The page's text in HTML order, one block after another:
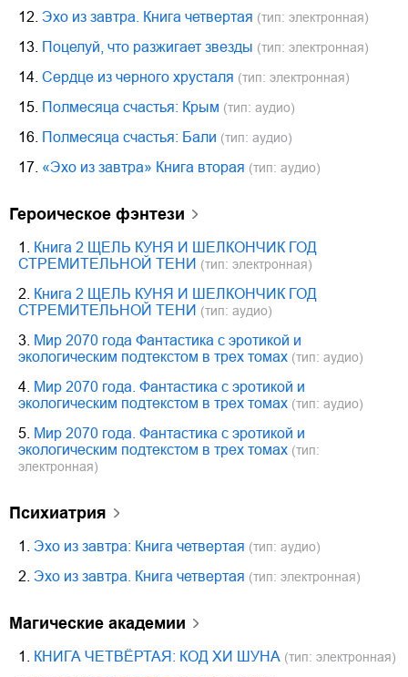
12. Эхо из завтра. Книга четвертая (тип: электронная)
13. Поцелуй, что разжигает звезды (тип: электронная)
14. Сердце из черного хрусталя (тип: электронная)
15. Полмесяца счастья: Крым (тип: аудио)
16. Полмесяца счастья: Бали (тип: аудио)
17. «Эхо из завтра» Книга вторая (тип: аудио)
героическое фэнтези
1.
Книга 2 ЩЕЛЬ КУНЯ И ШЕЛКОНЧИК ГОД
СТРЕМИТЕЛЬНОЙ ТЕНИ (тип: электронная)
2.
Книга 2 ЩЕЛЬ КУНЯ И ШЕЛКОНЧИК ГОД
СТРЕМИТЕЛЬНОЙ ТЕНИ (тип: аудио)
3. Мир 2070 года Фантастика с эротикой и
экологическим подтекстом в трех томах (тип: аудио)
4. Мир 2070 года. Фантастика с эротикой и
экологическим подтекстом в трех томах (тип: аудио)
5. Мир 2070 года. Фантастика с эротикой и
экологическим подтекстом в трех томах (тип:
электронная)
психиатрия
1. Эхо из завтра: Книга четвертая (тип: аудио)
2. Эхо из завтра. Книга четвертая (тип: электронная)
магические академии
1. КНИГА ЧЕТВЁРТАЯ: КОД ХИ ШУНА (тип: электронная)